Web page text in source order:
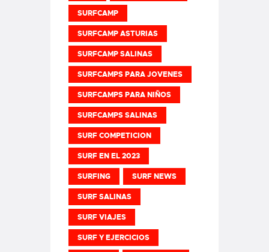
SURFCAMP
SURFCAMP ASTURIAS
SURFCAMP SALINAS
SURFCAMPS PARA JOVENES
SURFCAMPS PARA NIÑOS
SURFCAMPS SALINAS
SURF COMPETICION
SURF EN EL 2023
SURFING SURF NEWS
SURF SALINAS
SURF VIAJES
SURF Y EJERCICIOS